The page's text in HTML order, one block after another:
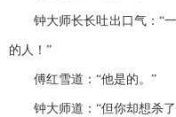
钟大师长长吐出口气：“一
的人！”
傅红雪道：“他是的。”
钟大师道：“但你却想杀了